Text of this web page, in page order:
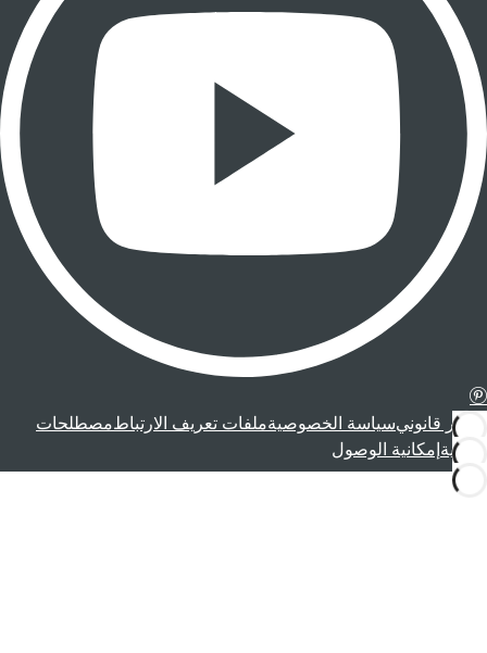
إشعار قانونيسياسة الخصوصيةملفات تعريف الارتباطمصطلحات
قانونية إمكانية الوصول